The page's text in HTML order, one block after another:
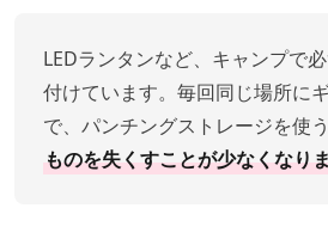
LEDランタンなど、キャンプで
付けています。毎回同じ場所に
で、パンチングストレージを使
ものを失くすことが少なくなり